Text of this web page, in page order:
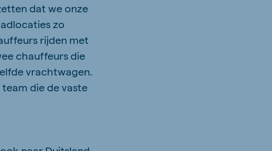
dat we onze
zo
rijden met
chauffeurs die
vrachtwagen.
die de vaste